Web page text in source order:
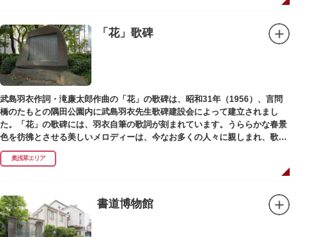
「花」歌碑
武島羽衣作詞・滝廉太郎作曲の「花」の歌碑は、昭和31年（1956）、言問
橋のたもとの隅田公園内に武島羽衣先生歌碑建設会によって建立されまし
た。「花」の歌碑には、羽衣自筆の歌詞が刻まれています。うららかな春景
色を彷彿とさせる美しいメロディーは、今なお多くの人々に親しまれ、歌い
つがれています。
奥浅草エリア
書道博物館